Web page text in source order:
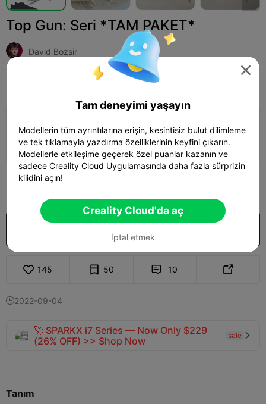
Top Gun: Seri *TAM PAKET*
David Bozsir
 Yazdırma yapılandırması ekle
Daha fazla puan kazan
145 50  10 
2022-09-04
🚀 SPARKX i7 Series — Now Only $229
(26% OFF) >> Shop Now
sale 
Tanım

Tam deneyimi yaşayın
Modellerin tüm ayrıntılarına erişin, kesintisiz bulut dilimleme
ve tek tıklamayla yazdırma özelliklerinin keyfini çıkarın.
Modellerle etkileşime geçerek özel puanlar kazanın ve
sadece Creality Cloud Uygulamasında daha fazla sürprizin
kilidini açın!
Creality Cloud'da aç
İptal etmek